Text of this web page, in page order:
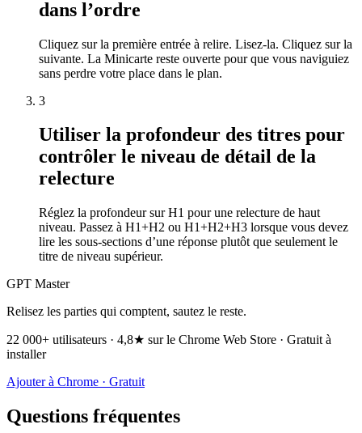
dans l’ordre
Cliquez sur la première entrée à relire. Lisez-la. Cliquez sur la
suivante. La Minicarte reste ouverte pour que vous naviguiez
sans perdre votre place dans le plan.
3
Utiliser la profondeur des titres pour
contrôler le niveau de détail de la
relecture
Réglez la profondeur sur H1 pour une relecture de haut
niveau. Passez à H1+H2 ou H1+H2+H3 lorsque vous devez
lire les sous-sections d’une réponse plutôt que seulement le
titre de niveau supérieur.
GPT Master
Relisez les parties qui comptent, sautez le reste.
22 000+ utilisateurs · 4,8★ sur le Chrome Web Store · Gratuit à
installer
Ajouter à Chrome · Gratuit
Questions fréquentes